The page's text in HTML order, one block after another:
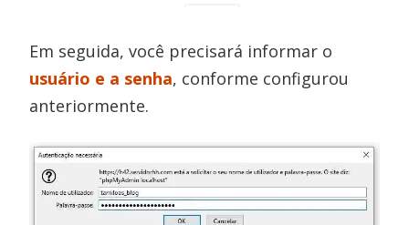
Em seguida, você precisará informar o
usuário e a senha, conforme configurou
anteriormente.